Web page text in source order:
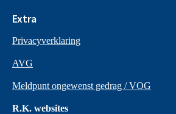
Extra
Privacyverklaring
AVG
Meldpunt ongewenst gedrag / VOG
R.K. websites